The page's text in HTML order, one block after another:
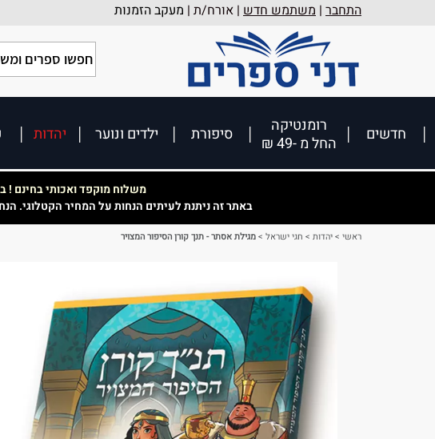
התחבר | משתמש חדש | אורח/ת | מעקב הזמנות
חדשים
רומנטיקה
החל מ -49 ₪
סיפורת ילדים ונוער יהדות
משלוח מוקפד ואכותי בחינם !
באתר זה ניתנת לעיתים הנחות על המחיר הקטלוגי.
ראשי >יהדות > חגי ישראל >מגילת אסתר - תנך קורן הסיפור המצויר